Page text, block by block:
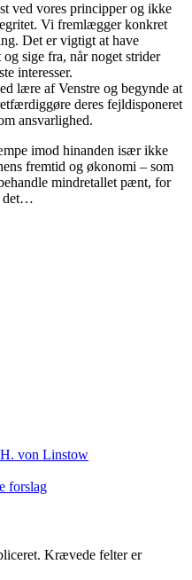
ved vores principper og ikke
Vi fremlægger konkret
Det er vigtigt at have
sige fra, når noget strider
interesser.
lære af Venstre og begynde at
deres fejldisponeret
ansvarlighed.
imod hinanden især ikke
fremtid og økonomi – som
mindretallet pænt, for
det…
von Linstow
forslag
Krævede felter er